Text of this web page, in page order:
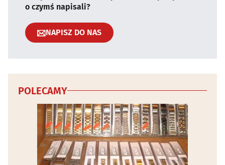
o czymś napisali?
NAPISZ DO NAS
POLECAMY